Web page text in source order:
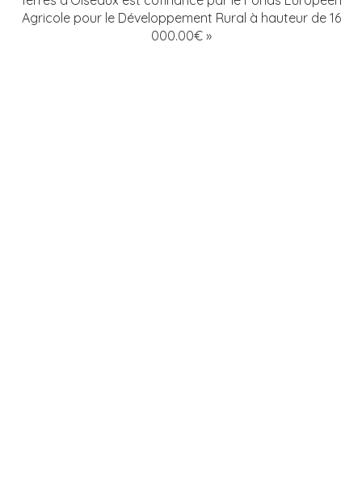
Agricole pour le Développement Rural à hauteur de 16
000.00€ »